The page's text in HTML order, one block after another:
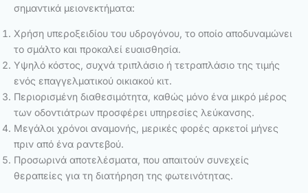
σημαντικά μειονεκτήματα:
Χρήση υπεροξειδίου του υδρογόνου, το οποίο αποδυναμώνει
το σμάλτο και προκαλεί ευαισθησία.
Υψηλό κόστος, συχνά τριπλάσιο ή τετραπλάσιο της τιμής
ενός επαγγελματικού οικιακού κιτ.
Περιορισμένη διαθεσιμότητα, καθώς μόνο ένα μικρό μέρος
των οδοντιάτρων προσφέρει υπηρεσίες λεύκανσης.
Μεγάλοι χρόνοι αναμονής, μερικές φορές αρκετοί μήνες
πριν από ένα ραντεβού.
Προσωρινά αποτελέσματα, που απαιτούν συνεχείς
θεραπείες για τη διατήρηση της φωτεινότητας.